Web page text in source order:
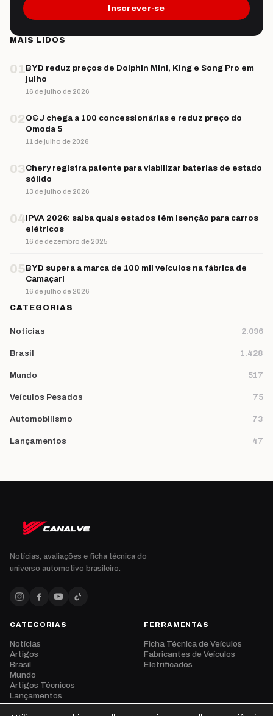
Inscrever-se
MAIS LIDOS
01BYD reduz preços de Dolphin Mini, King e Song Pro em
julho
16 de julho de 2026
02 O&J chega a 100 concessionárias e reduz preço do
Omoda 5
11 de julho de 2026
03Chery registra patente para viabilizar baterias de estado
sólido
13 de julho de 2026
04IPVA 2026: saiba quais estados têm isenção para carros
elétricos
16 de dezembro de 2025
05BYD supera a marca de 100 mil veículos na fábrica de
Camaçari
16 de julho de 2026
CATEGORIAS
Notícias 2.096
Brasil 1.428
Mundo 517
Veículos Pesados 75
Automobilismo 73
Lançamentos 47
Notícias, avaliações e ficha técnica do
universo automotivo brasileiro.
CATEGORIAS
Notícias
Artigos
Brasil
Mundo
Artigos Técnicos
Lançamentos
Eventos
FERRAMENTAS
Ficha Técnica de Veículos
Fabricantes de Veículos
Eletrificados